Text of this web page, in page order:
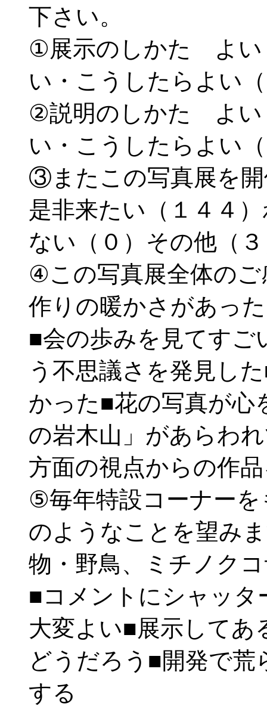
下さい。
①展示のしかた よい
い・こうしたらよい
②説明のしかた よい
い・こうしたらよい
③またこの写真展を
是非来たい（１４４
ない（０）その他（
④この写真展全体の
作りの暖かさがあっ
■会の歩みを見てすご
う不思議さを発見し
かった■花の写真が心
の岩木山」があらわ
方面の視点からの作
⑤毎年特設コーナー
のようなことを望み
物・野鳥、ミチノク
■コメントにシャッタ
大変よい■展示してあ
どうだろう■開発で荒
する